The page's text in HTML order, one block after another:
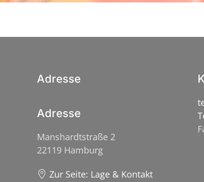
Adresse
Adresse
Manshardtstraße 2
22119 Hamburg
Zur Seite: Lage & Kontakt